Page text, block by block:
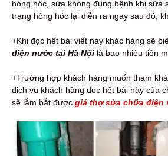
hỏng hóc, sửa không đúng bệnh khi sửa
trạng hỏng hóc lại diễn ra ngay sau đó,
+Khi đọc hết bài viết này khác hàng sẽ
điện nước tại Hà Nội là bao nhiêu tiền
+Trường hợp khách hàng muốn tham
dịch vụ khách hàng đọc hết bài này của
sẽ lắm bắt được giá thợ sửa chữa điện